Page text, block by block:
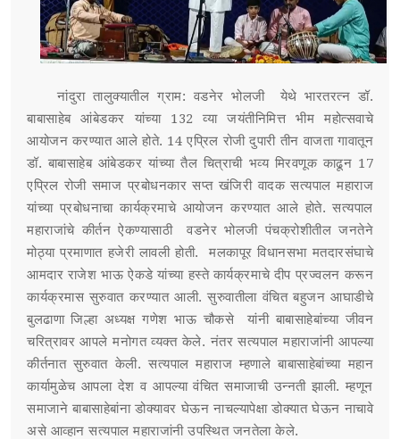
नांदुरा तालुक्यातील ग्राम: वडनेर भोलजी येथे भारतरत्न डॉ.
बाबासाहेब आंबेडकर यांच्या 132 व्या जयंतीनिमित्त भीम महोत्सवाचे
आयोजन करण्यात आले होते. 14 एप्रिल रोजी दुपारी तीन वाजता गावातून
डॉ. बाबासाहेब आंबेडकर यांच्या तैल चित्राची भव्य मिरवणूक काढून 17
एप्रिल रोजी समाज प्रबोधनकार सप्त खंजिरी वादक सत्यपाल महाराज
यांच्या प्रबोधनाचा कार्यक्रमाचे आयोजन करण्यात आले होते. सत्यपाल
महाराजांचे कीर्तन ऐकण्यासाठी वडनेर भोलजी पंचक्रोशीतील जनतेने
मोठ्या प्रमाणात हजेरी लावली होती. मलकापूर विधानसभा मतदारसंघाचे
आमदार राजेश भाऊ ऐकडे यांच्या हस्ते कार्यक्रमाचे दीप प्रज्वलन करून
कार्यक्रमास सुरुवात करण्यात आली. सुरुवातीला वंचित बहुजन आघाडीचे
बुलढाणा जिल्हा अध्यक्ष गणेश भाऊ चौकसे यांनी बाबासाहेबांच्या जीवन
चरित्रावर आपले मनोगत व्यक्त केले. नंतर सत्यपाल महाराजांनी आपल्या
कीर्तनात सुरुवात केली. सत्यपाल महाराज म्हणाले बाबासाहेबांच्या महान
कार्यामुळेच आपला देश व आपल्या वंचित समाजाची उन्नती झाली. म्हणून
समाजाने बाबासाहेबांना डोक्यावर घेऊन नाचल्यापेक्षा डोक्यात घेऊन नाचावे
असे आव्हान सत्यपाल महाराजांनी उपस्थित जनतेला केले.